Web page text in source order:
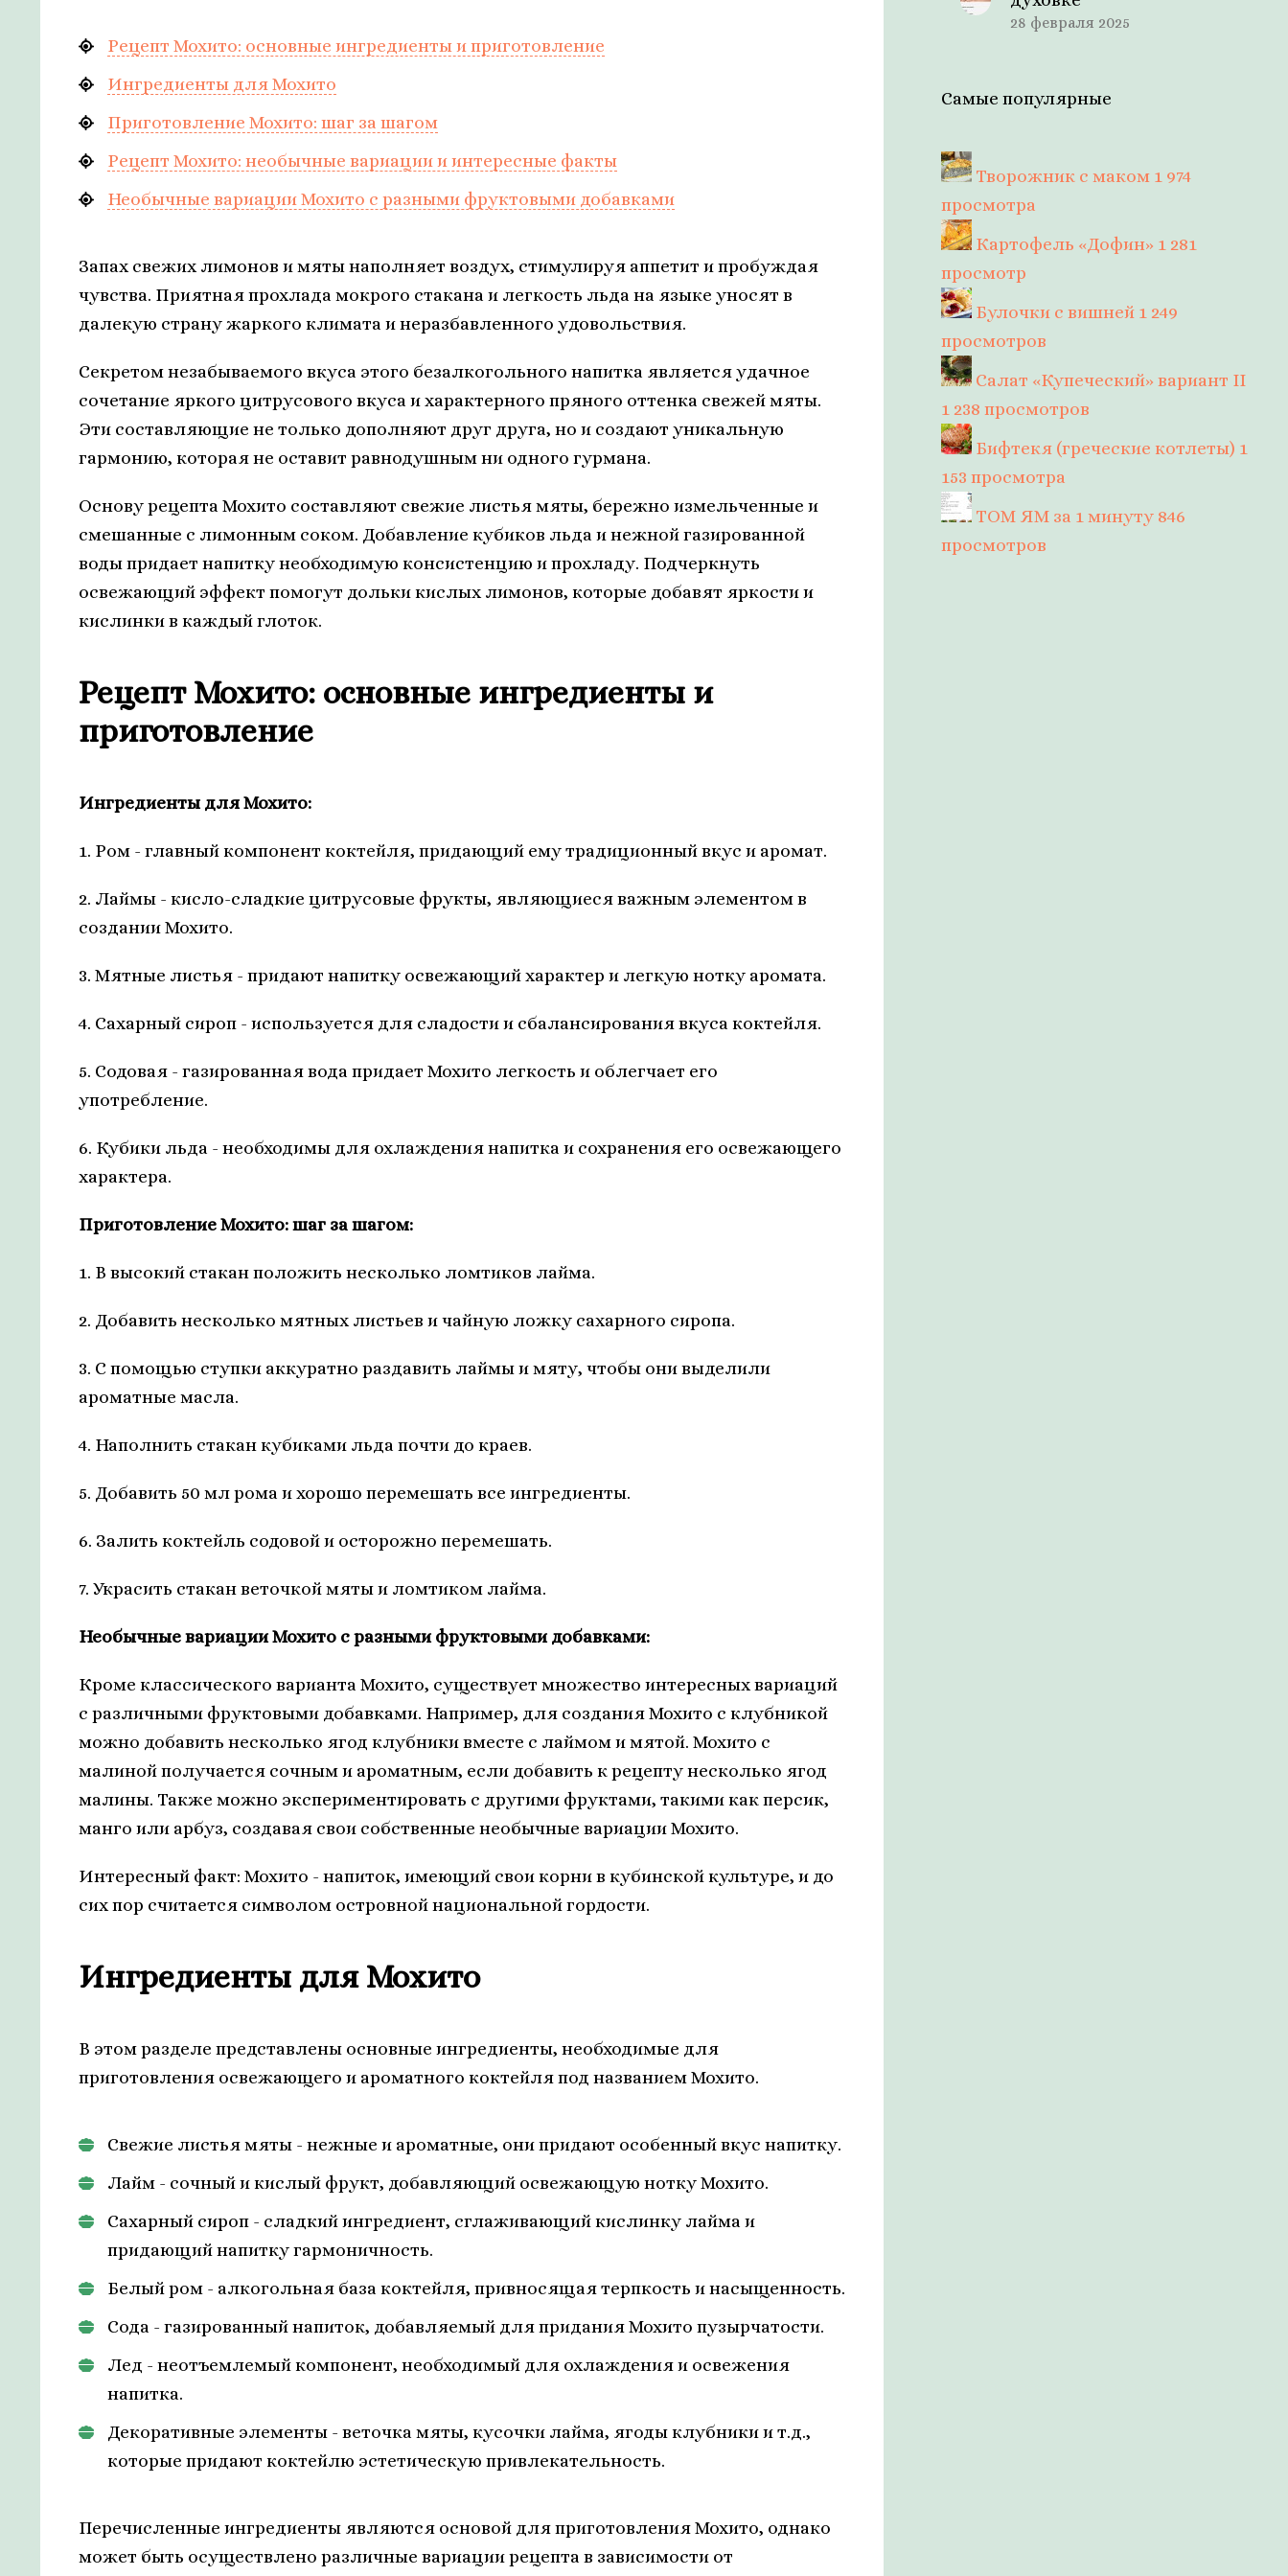
Рецепт Мохито: основные ингредиенты и приготовление
Ингредиенты для Мохито
Приготовление Мохито: шаг за шагом
Рецепт Мохито: необычные вариации и интересные факты
Необычные вариации Мохито с разными фруктовыми добавками
Запах свежих лимонов и мяты наполняет воздух, стимулируя аппетит и пробуждая
чувства. Приятная прохлада мокрого стакана и легкость льда на языке уносят в
далекую страну жаркого климата и неразбавленного удовольствия.
Секретом незабываемого вкуса этого безалкогольного напитка является удачное
сочетание яркого цитрусового вкуса и характерного пряного оттенка свежей мяты.
Эти составляющие не только дополняют друг друга, но и создают уникальную
гармонию, которая не оставит равнодушным ни одного гурмана.
Основу рецепта Мохито составляют свежие листья мяты, бережно измельченные и
смешанные с лимонным соком. Добавление кубиков льда и нежной газированной
воды придает напитку необходимую консистенцию и прохладу. Подчеркнуть
освежающий эффект помогут дольки кислых лимонов, которые добавят яркости и
кислинки в каждый глоток.
Рецепт Мохито: основные ингредиенты и
приготовление
Ингредиенты для Мохито:
1. Ром - главный компонент коктейля, придающий ему традиционный вкус и аромат.
2. Лаймы - кисло-сладкие цитрусовые фрукты, являющиеся важным элементом в
создании Мохито.
3. Мятные листья - придают напитку освежающий характер и легкую нотку аромата.
4. Сахарный сироп - используется для сладости и сбалансирования вкуса коктейля.
5. Содовая - газированная вода придает Мохито легкость и облегчает его
употребление.
6. Кубики льда - необходимы для охлаждения напитка и сохранения его освежающего
характера.
Приготовление Мохито: шаг за шагом:
1. В высокий стакан положить несколько ломтиков лайма.
2. Добавить несколько мятных листьев и чайную ложку сахарного сиропа.
3. С помощью ступки аккуратно раздавить лаймы и мяту, чтобы они выделили
ароматные масла.
4. Наполнить стакан кубиками льда почти до краев.
5. Добавить 50 мл рома и хорошо перемешать все ингредиенты.
6. Залить коктейль содовой и осторожно перемешать.
7. Украсить стакан веточкой мяты и ломтиком лайма.
Необычные вариации Мохито с разными фруктовыми добавками:
Кроме классического варианта Мохито, существует множество интересных вариаций
с различными фруктовыми добавками. Например, для создания Мохито с клубникой
можно добавить несколько ягод клубники вместе с лаймом и мятой. Мохито с
малиной получается сочным и ароматным, если добавить к рецепту несколько ягод
малины. Также можно экспериментировать с другими фруктами, такими как персик,
манго или арбуз, создавая свои собственные необычные вариации Мохито.
Интересный факт: Мохито - напиток, имеющий свои корни в кубинской культуре, и до
сих пор считается символом островной национальной гордости.
Ингредиенты для Мохито
В этом разделе представлены основные ингредиенты, необходимые для
приготовления освежающего и ароматного коктейля под названием Мохито.
Свежие листья мяты - нежные и ароматные, они придают особенный вкус напитку.
Лайм - сочный и кислый фрукт, добавляющий освежающую нотку Мохито.
Сахарный сироп - сладкий ингредиент, сглаживающий кислинку лайма и
придающий напитку гармоничность.
Белый ром - алкогольная база коктейля, привносящая терпкость и насыщенность.
Сода - газированный напиток, добавляемый для придания Мохито пузырчатости.
Лед - неотъемлемый компонент, необходимый для охлаждения и освежения
напитка.
Декоративные элементы - веточка мяты, кусочки лайма, ягоды клубники и т.д.,
которые придают коктейлю эстетическую привлекательность.
Перечисленные ингредиенты являются основой для приготовления Мохито, однако
может быть осуществлено различные вариации рецепта в зависимости от
28 февраля 2025
Самые популярные
Творожник с маком 1 974
просмотра
Картофель «Дофин» 1 281
просмотр
Булочки с вишней 1 249
просмотров
Салат «Купеческий» вариант II
1 238 просмотров
Бифтекя (греческие котлеты) 1
153 просмотра
ТОМ ЯМ за 1 минуту 846
просмотров